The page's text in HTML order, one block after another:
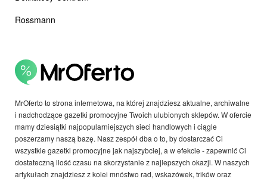
MrOferto to strona internetowa, na której znajdziesz aktualne, archiwalne
i nadchodzące gazetki promocyjne Twoich ulubionych sklepów. W ofercie
mamy dziesiątki najpopularniejszych sieci handlowych i ciągle
poszerzamy naszą bazę. Nasz zespół dba o to, by dostarczać Ci
wszystkie gazetki promocyjne jak najszybciej, a w efekcie - zapewnić Ci
dostateczną ilość czasu na skorzystanie z najlepszych okazji. W naszych
artykułach znajdziesz z kolei mnóstwo rad, wskazówek, trików oraz
Rossmann